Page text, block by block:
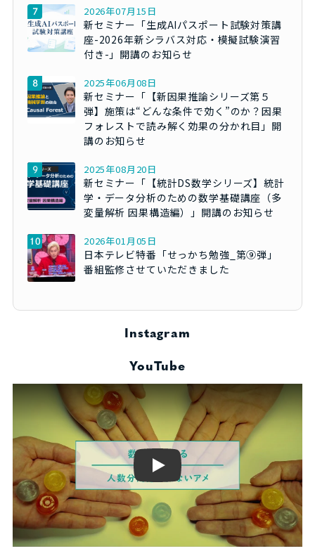
2026年07月15日
新セミナー「生成AIパスポート試験対策講
座-2026年新シラバス対応・模擬試験演習
付き-」開講のお知らせ
2025年06月08日
新セミナー「【新因果推論シリーズ第５
弾】施策は“どんな条件で効く”のか？因果
フォレストで読み解く効果の分かれ目」開
講のお知らせ
2025年08月20日
新セミナー「【統計DS数学シリーズ】統計
学・データ分析のための数学基礎講座（多
変量解析 因果構造編）」開講のお知らせ
2026年01月05日
日本テレビ特番「せっかち勉強_第⑨弾」
番組監修させていただきました
Instagram
YouTube
Play